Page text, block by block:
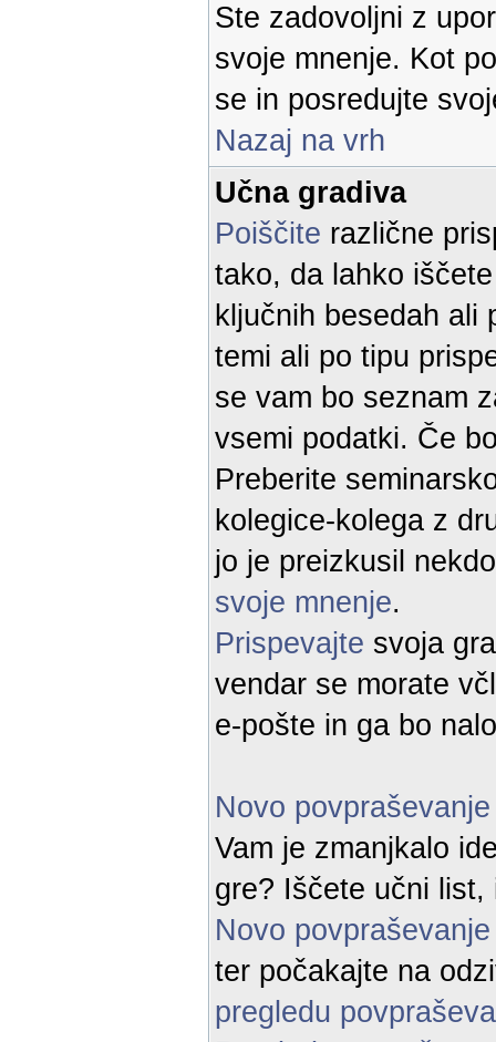
Ste zadovoljni z
svoje mnenje. Kot
se in posredujte
Nazaj na vrh
Učna gradiva
Poiščite različne
tako, da lahko
ključnih besedah ali
temi ali po tipu
se vam bo seznam
vsemi podatki. Če
Preberite
kolegice-kolega z
jo je preizkusil
svoje mnenje.
Prispevajte svoja
vendar se morate
e-pošte in ga bo
Novo povpraševanje
Vam je zmanjkalo
gre? Iščete učni
Novo
ter počakajte na
pregledu